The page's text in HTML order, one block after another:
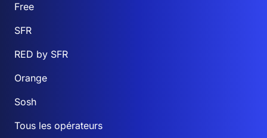
Free
SFR
RED by SFR
Orange
Sosh
Tous les opérateurs